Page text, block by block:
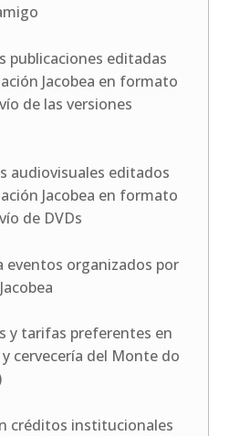
publicaciones editadas
Jacobea en formato
de las versiones
audiovisuales editados
Jacobea en formato
de DVDs
eventos organizados por
y tarifas preferentes en
cervecería del Monte do
créditos institucionales